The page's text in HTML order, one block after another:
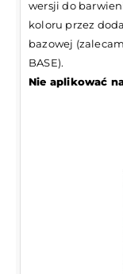
wersji do
koloru przez
bazowej
BASE).
Nie aplikować